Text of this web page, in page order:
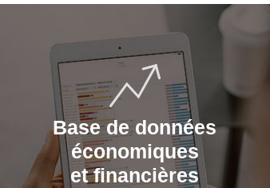
Base de données
économiques
et financières